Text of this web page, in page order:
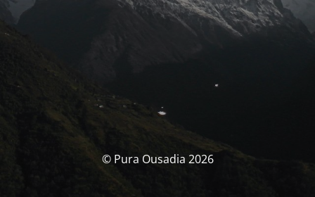
© Pura Ousadia 2026